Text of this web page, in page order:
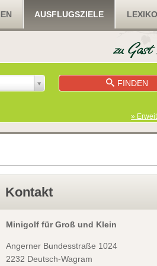
AUSFLUGSZIELE
FINDEN
»
Kontakt
Minigolf für Groß und Klein
Angerner Bundesstraße 1024
2232 Deutsch-Wagram